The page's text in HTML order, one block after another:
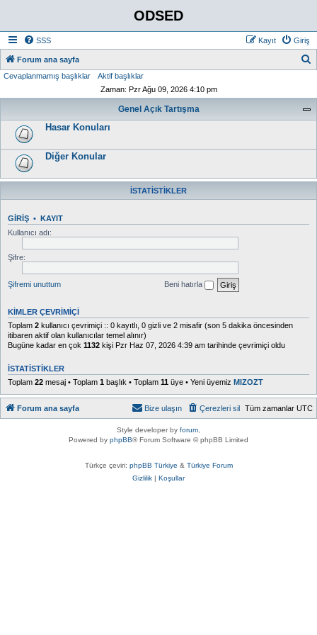
ODSED
SSS Giriş
Kayıt
Forum ana sayfa
Cevaplanmamış başlıklar
Aktif başlıklar
Zaman: Pzr Ağu 09, 2026 4:10 pm
Genel Açık Tartışma
Hasar Konuları
Diğer Konular
İSTATISTIKLER
GIRIŞ • KAYIT
Kullanıcı adı:
Şifre:
Şifremi unuttum Beni hatırla
KIMLER ÇEVRIMIÇI
Toplam 2 kullanıcı çevrimiçi :: 0 kayıtlı, 0 gizli ve 2 misafir (son 5 dakika öncesinden
itibaren aktif olan kullanıcılar temel alınır)
Bugüne kadar en çok 1132 kişi Pzr Haz 07, 2026 4:39 am tarihinde çevrimiçi oldu
İSTATISTIKLER
Toplam 22 mesaj • Toplam 1 başlık • Toplam 11 üye • Yeni üyemiz MIZOZT
Forum ana sayfa Tüm zamanlar UTC
Çerezleri sil
Bize ulaşın
Style developer by forum
Powered by phpBB® Forum Software © phpBB Limited
Türkçe çeviri: phpBB Türkiye & Türkiye Forum
Gizlilik | Koşullar